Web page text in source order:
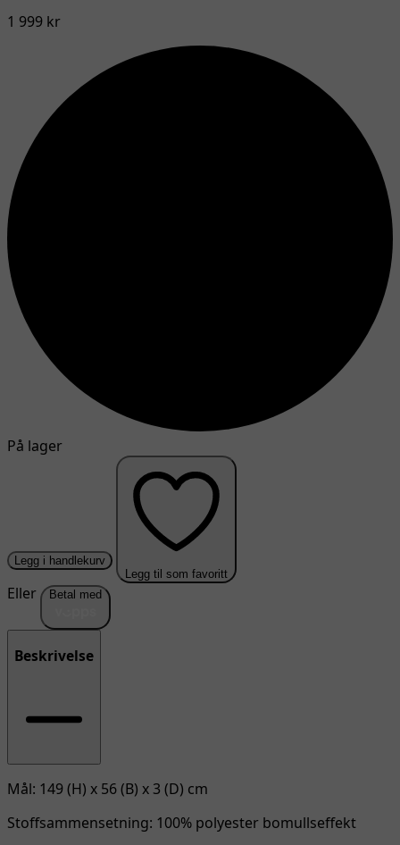
1 999 kr
På lager
Legg i handlekurv
Legg til som favoritt
Eller Betal med
Beskrivelse
Mål: 149 (H) x 56 (B) x 3 (D) cm
Stoffsammensetning: 100% polyester bomullseffekt